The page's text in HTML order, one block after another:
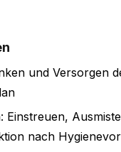
und Versorgen
Einstreuen,
nach